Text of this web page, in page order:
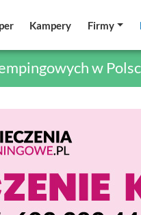
Kampery Firmy
w
Kampery Firmy